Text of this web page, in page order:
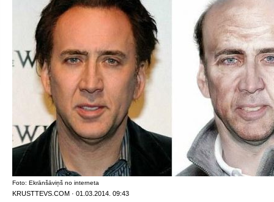
Foto: Ekrānšāviņš no interneta
KRUSTTEVS.COM · 01.03.2014. 09:43